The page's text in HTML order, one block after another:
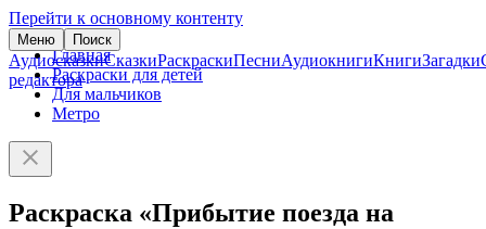
Перейти к основному контенту
Меню Поиск
АудиосказкиСказкиРаскраскиПесниАудиокнигиКнигиЗагадки
редактора
Главная
Раскраски для детей
Для мальчиков
Метро
Раскраска «Прибытие поезда на